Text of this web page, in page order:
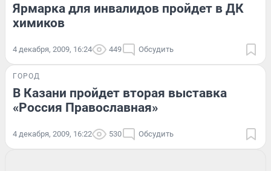
Ярмарка для инвалидов пройдет в ДК
химиков
4 декабря, 2009, 16:24 449 Обсудить
ГОРОД
В Казани пройдет вторая выставка
«Россия Православная»
4 декабря, 2009, 16:22 530 Обсудить